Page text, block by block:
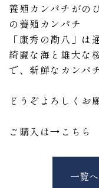
養殖カンパチがの
の養殖カンパチ
「康秀の勘八」は
綺麗な海と雄大な
で、新鮮なカンパ
どうぞよろしくお
ご購入は→ こちら
一覧